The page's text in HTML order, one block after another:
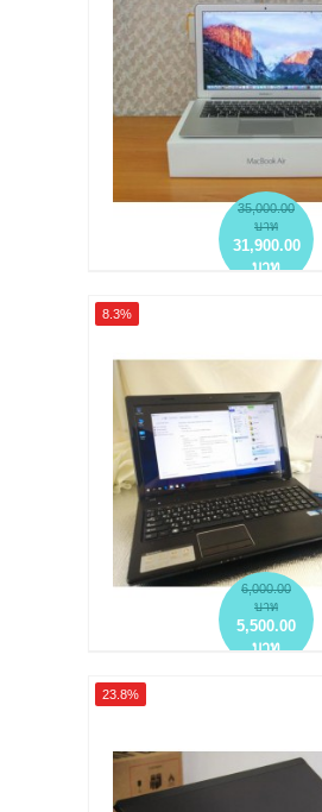
add
add
35,000.00
บาท
31,900.00
บาท
NOTEBOOK มือสอง NEW
13-INCH (EARLY 2015) CORE
add
8.3%
6,000.00
บาท
5,500.00
บาท
NOTEBOOK มือสอง LENOVO
I3 GEN1 เที่ยบเท่า I3 GEN2) จอ
add
add
23.8%